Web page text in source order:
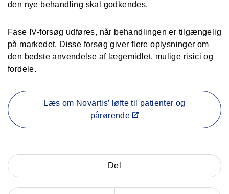
den nye behandling skal godkendes.
Fase IV-forsøg udføres, når behandlingen er tilgængelig
på markedet. Disse forsøg giver flere oplysninger om
den bedste anvendelse af lægemidlet, mulige risici og
fordele.
Læs om Novartis’ løfte til patienter og
pårørende
Del